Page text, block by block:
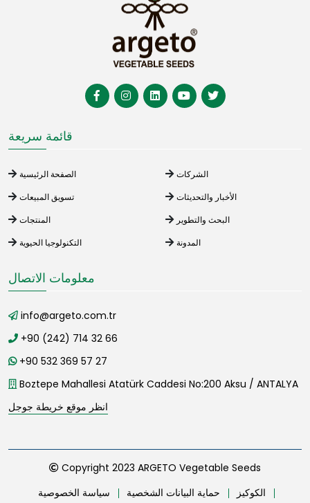
قائمة سريعة
الصفحة الرئيسية
الشركات
تسويق المبيعات
الأخبار والتحديثات
المنتجات
البحث والتطوير
التكنولوجيا الحيوية
المدونة
معلومات الاتصال
info@argeto.com.tr
+90 (242) 714 32 66
+90 532 369 57 27
Boztepe Mahallesi Atatürk Caddesi No:200 Aksu / ANTALYA
انظر موقع خريطة جوجل
Copyright 2023 ARGETO Vegetable Seeds
سياسة الخصوصية
حماية البيانات الشخصية
الكوكيز